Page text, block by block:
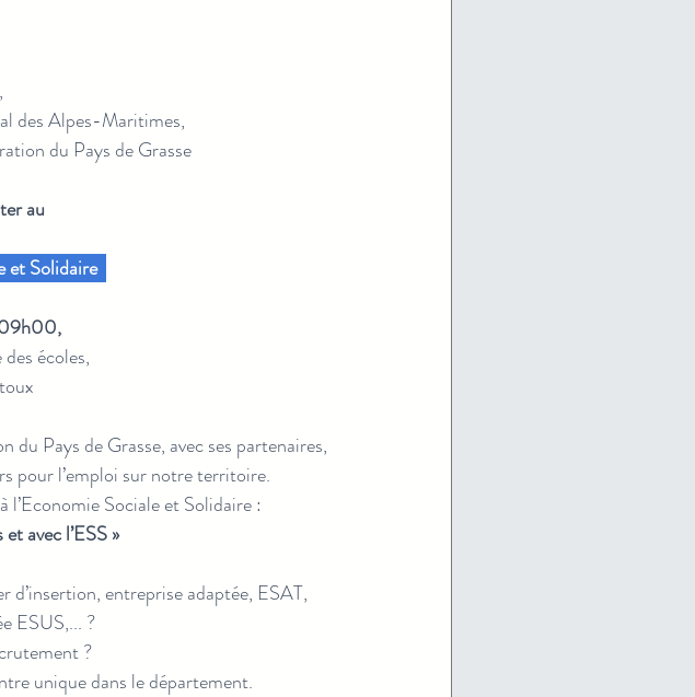
des Alpes-Maritimes,
du Pays de Grasse
au
et Solidaire
des écoles,
Pays de Grasse, avec ses partenaires,
pour l’emploi sur notre territoire.
l’Economie Sociale et Solidaire :
avec l’ESS »
d’insertion, entreprise adaptée, ESAT,
ESUS,... ?
?
unique dans le département.